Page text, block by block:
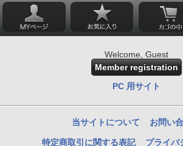
Welcome, Guest
Member registration
PC 用サイト
当サイトについて お問い
特定商取引に関する表記 プライバ